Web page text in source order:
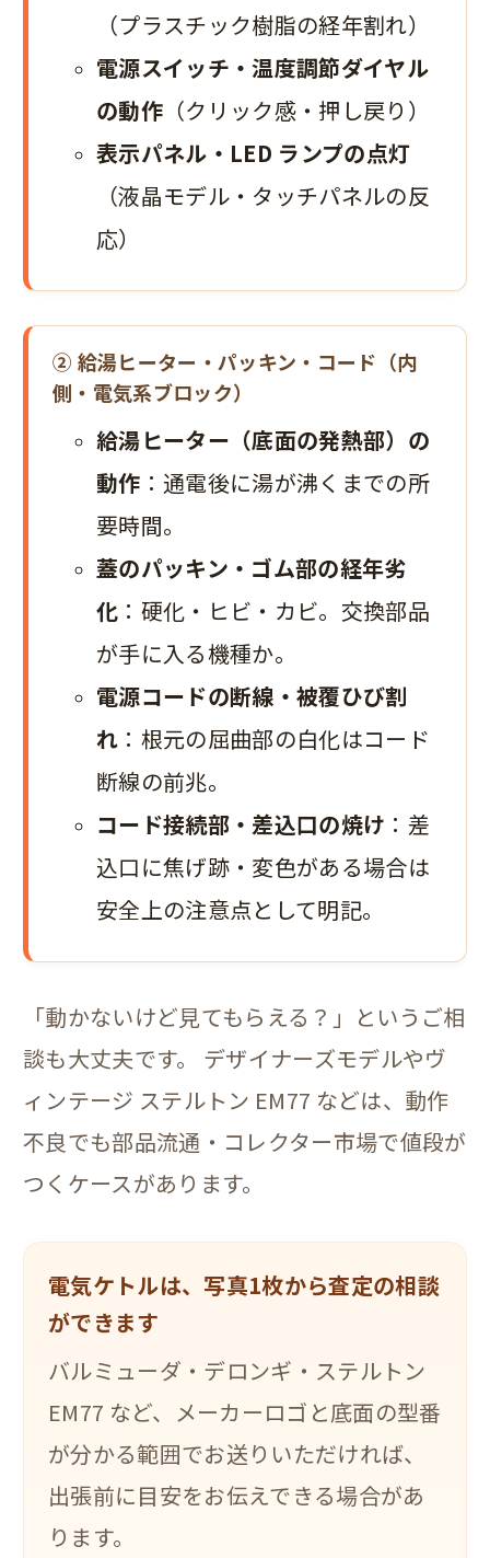
（プラスチック樹脂の経年割れ）
電源スイッチ・温度調節ダイヤル
の動作 （クリック感・押し戻り）
表示パネル・LED ランプの点灯
（液晶モデル・タッチパネルの反
応）
② 給湯ヒーター・パッキン・コード（内
側・電気系ブロック）
給湯ヒーター（底面の発熱部）の
動作 ：通電後に湯が沸くまでの所
要時間。
蓋のパッキン・ゴム部の経年劣
化 ：硬化・ヒビ・カビ。交換部品
が手に入る機種か。
電源コードの断線・被覆ひび割
れ ：根元の屈曲部の白化はコード
断線の前兆。
コード接続部・差込口の焼け ：差
込口に焦げ跡・変色がある場合は
安全上の注意点として明記。
「動かないけど見てもらえる？」というご相
談も大丈夫です。 デザイナーズモデルやヴ
ィンテージ ステルトン EM77 などは、動作
不良でも部品流通・コレクター市場で値段が
つくケースがあります。
電気ケトルは、写真1枚から査定の相談
ができます
バルミューダ・デロンギ・ステルトン
EM77 など、メーカーロゴと底面の型番
が分かる範囲でお送りいただければ、
出張前に目安をお伝えできる場合があ
ります。